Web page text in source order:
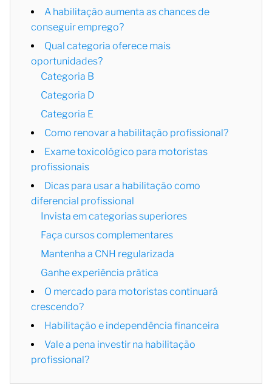
A habilitação aumenta as chances de
conseguir emprego?
Qual categoria oferece mais
oportunidades?
Categoria B
Categoria D
Categoria E
Como renovar a habilitação profissional?
Exame toxicológico para motoristas
profissionais
Dicas para usar a habilitação como
diferencial profissional
Invista em categorias superiores
Faça cursos complementares
Mantenha a CNH regularizada
Ganhe experiência prática
O mercado para motoristas continuará
crescendo?
Habilitação e independência financeira
Vale a pena investir na habilitação
profissional?